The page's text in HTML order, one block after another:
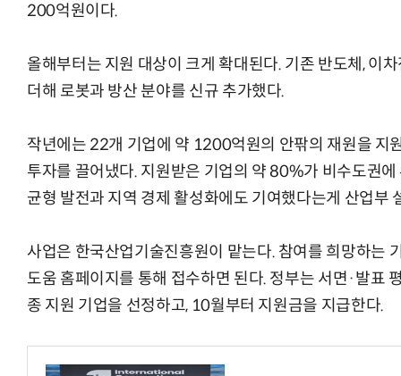
200억원이다.
올해부터는 지원 대상이 크게 확대된다. 기존 반도체, 이
더해 로봇과 방산 분야를 신규 추가했다.
작년에는 22개 기업에 약 1200억원의 안팎의 재원을 지
투자를 끌어냈다. 지원받은 기업의 약 80%가 비수도권
균형 발전과 지역 경제 활성화에도 기여했다는게 산업부
사업은 한국산업기술진흥원이 맡는다. 참여를 희망하는
도움 홈페이지를 통해 접수하면 된다. 정부는 서면·발표
종 지원 기업을 선정하고, 10월부터 지원금을 지급한다.